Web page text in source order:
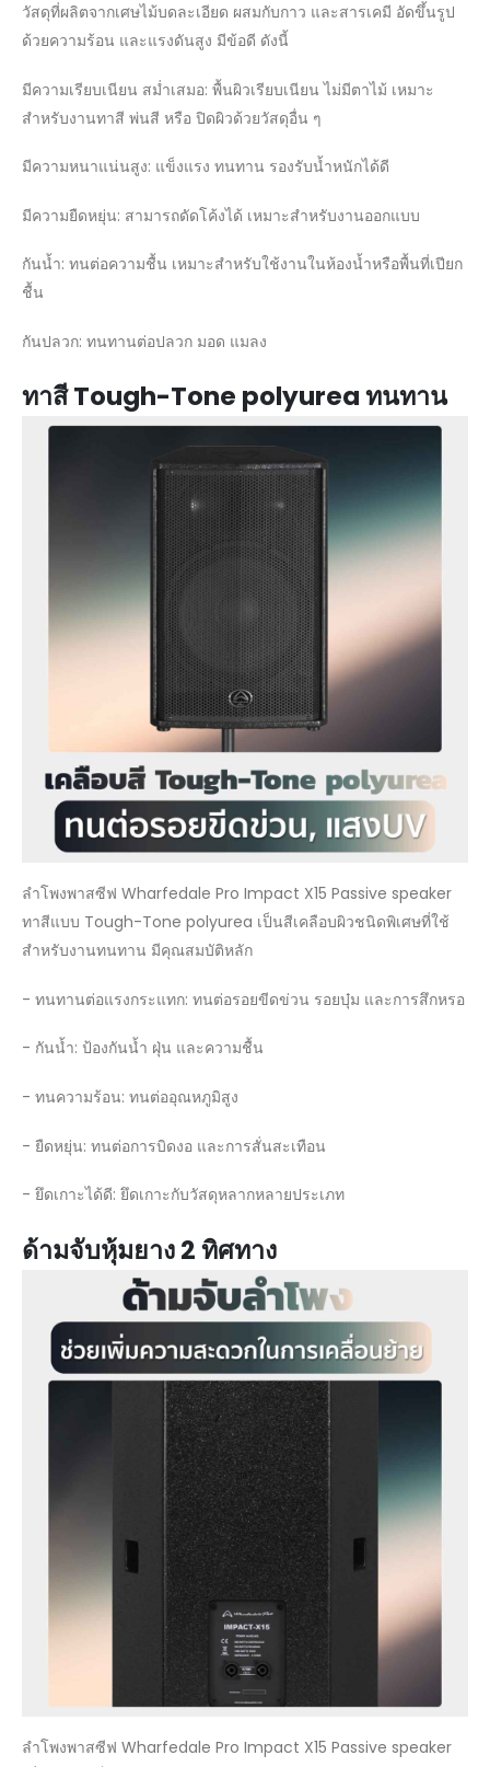
วัสดุที่ผลิตจากเศษไม้บดละเอียด ผสมกับกาว และสารเคมี อัดขึ้นรูป
ด้วยความร้อน และแรงดันสูง มีข้อดี ดังนี้
มีความเรียบเนียน สม่ำเสมอ: พื้นผิวเรียบเนียน ไม่มีตาไม้ เหมาะ
สำหรับงานทาสี พ่นสี หรือ ปิดผิวด้วยวัสดุอื่น ๆ
มีความหนาแน่นสูง: แข็งแรง ทนทาน รองรับน้ำหนักได้ดี
มีความยืดหยุ่น: สามารถดัดโค้งได้ เหมาะสำหรับงานออกแบบ
กันน้ำ: ทนต่อความชื้น เหมาะสำหรับใช้งานในห้องน้ำหรือพื้นที่เปียก
ชื้น
กันปลวก: ทนทานต่อปลวก มอด แมลง
ทาสี Tough-Tone polyurea ทนทาน
ลำโพงพาสซีฟ Wharfedale Pro Impact X15 Passive speaker
ทาสีแบบ Tough-Tone polyurea เป็นสีเคลือบผิวชนิดพิเศษที่ใช้
สำหรับงานทนทาน มีคุณสมบัติหลัก
- ทนทานต่อแรงกระแทก: ทนต่อรอยขีดข่วน รอยบุ๋ม และการสึกหรอ
- กันน้ำ: ป้องกันน้ำ ฝุ่น และความชื้น
- ทนความร้อน: ทนต่ออุณหภูมิสูง
- ยืดหยุ่น: ทนต่อการบิดงอ และการสั่นสะเทือน
- ยึดเกาะได้ดี: ยึดเกาะกับวัสดุหลากหลายประเภท
ด้ามจับหุ้มยาง 2 ทิศทาง
ลำโพงพาสซีฟ Wharfedale Pro Impact X15 Passive speaker